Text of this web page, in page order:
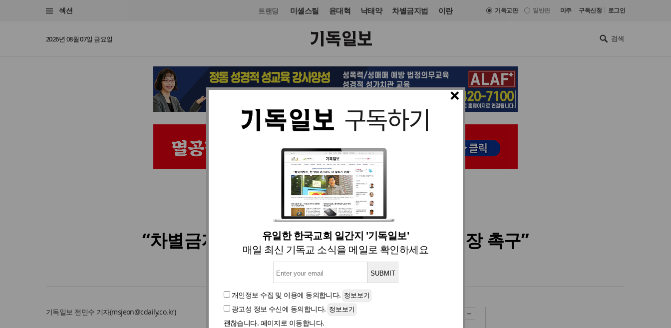
섹션 트랜딩 미셸스틸 윤대혁 낙태약 차별금지법 이란 기독교판 일반판 미주 구독신청 로그인
2026년 08월 07일 금요일
×
유일한 한국교회 일간지 '기독일보'
매일 최신 기독교 소식을 메일로 확인하세요
개인정보 수집 및 이용에 동의합니다.
광고성 정보 수신에 동의합니다.
괜찮습니다. 페이지로 이동합니다.
교회일반 입력 2021. 03. 12 18:15
“차별금지법·평등법 등 반대… 예배 자유 보장 촉구”
‘건강한 경기도 만들기 도민연합’, 기자회견 갖고 성명 발표
기독일보 전민수 기자(msjeon@cdaily.co.kr)